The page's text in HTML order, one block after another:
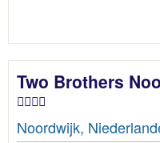
Two Brothers
Noordwijk,